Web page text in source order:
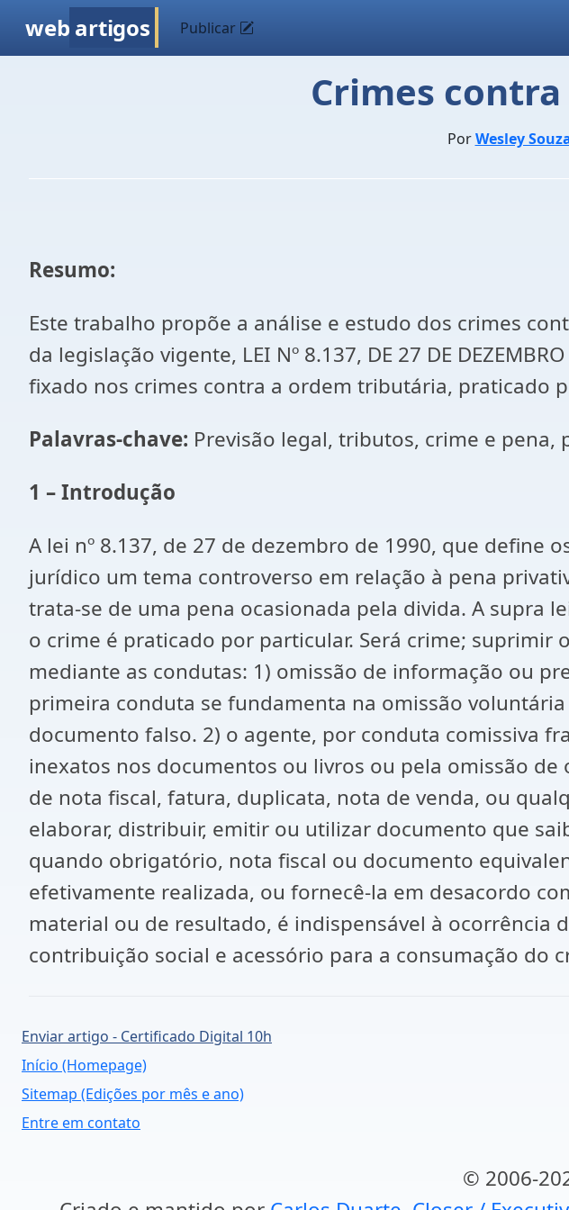
web artigos Publicar
Crimes
PorWesley
Resumo:
Este trabalho propõe a análise e estudo dos crimes
da legislação vigente, LEI Nº 8.137, DE 27 DE
fixado nos crimes contra a ordem tributária, praticado
Palavras-chave: Previsão legal, tributos, crime e pena,
1 – Introdução
A lei nº 8.137, de 27 de dezembro de 1990, que
jurídico um tema controverso em relação à pena
trata-se de uma pena ocasionada pela divida. A supra
o crime é praticado por particular. Será crime;
mediante as condutas: 1) omissão de informação ou
primeira conduta se fundamenta na omissão
documento falso. 2) o agente, por conduta comissiva
inexatos nos documentos ou livros ou pela omissão
de nota fiscal, fatura, duplicata, nota de venda, ou
elaborar, distribuir, emitir ou utilizar documento que
quando obrigatório, nota fiscal ou documento
efetivamente realizada, ou fornecê-la em desacordo
material ou de resultado, é indispensável à ocorrência
contribuição social e acessório para a consumação do
Enviar artigo - Certificado Digital 10h
Início (Homepage)
Sitemap (Edições por mês e ano)
Entre em contato
© 2006-